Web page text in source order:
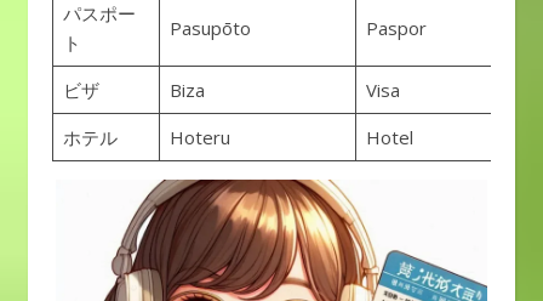
パスポー
ト
Pasupōto Paspor
ビザ Biza
Visa
ホテル
Hoteru Hotel